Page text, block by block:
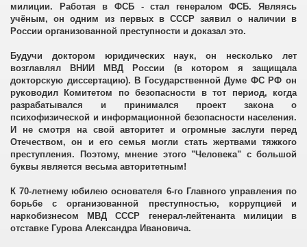
милиции. Работая в ФСБ - стал генералом ФСБ. Являясь
учёным, он одним из первых в СССР заявил о наличии в
России организованной преступности и доказал это.
Будучи доктором юридических наук, он несколько лет
возглавлял ВНИИ МВД России (в котором я защищала
докторскую диссертацию). В Государственной Думе ФС РФ он
руководил Комитетом по безопасности в тот период, когда
разрабатывался и принимался проект закона о
психофизической и информационной безопасности населения.
И не смотря на свой авторитет и огромные заслуги перед
Отечеством, он и его семья могли стать жертвами тяжкого
преступления. Поэтому, мнение этого "Человека" с большой
буквы является весьма авторитетным!
К 70-летнему юбилею основателя 6-го Главного управления по
борьбе с организованной преступностью, коррупцией и
наркобизнесом МВД СССР генерал-лейтенанта милиции в
отставке Гурова Александра Ивановича.